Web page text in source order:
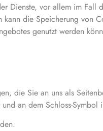
Dienste, vor allem im Fall
kann die Speicherung von
genutzt werden
die Sie an uns als
an dem Schloss-Symbol